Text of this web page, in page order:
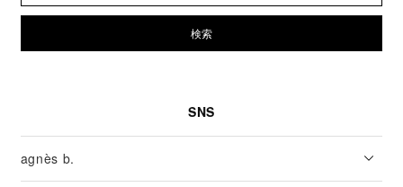
検索
SNS
agnès b.